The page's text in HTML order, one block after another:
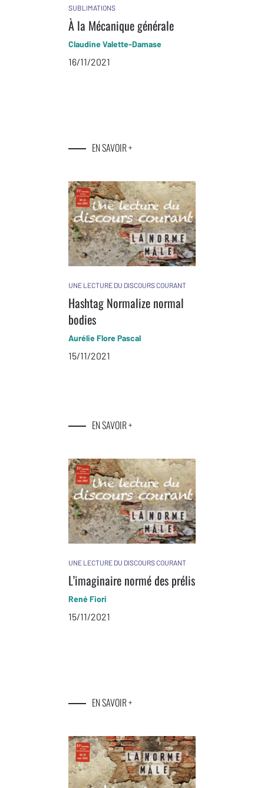
SUBLIMATIONS
À la Mécanique générale
Claudine Valette-Damase
16/11/2021
EN SAVOIR +
UNE LECTURE DU DISCOURS COURANT
Hashtag Normalize normal
bodies
Aurélie Flore Pascal
15/11/2021
EN SAVOIR +
UNE LECTURE DU DISCOURS COURANT
L’imaginaire normé des prélis
René Fiori
15/11/2021
EN SAVOIR +